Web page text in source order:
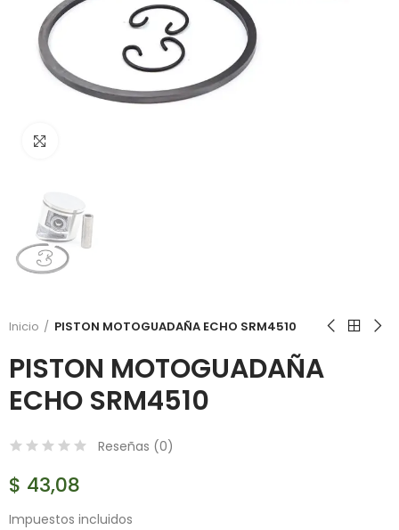
Inicio PISTON MOTOGUADAÑA ECHO SRM4510
PISTON MOTOGUADAÑA
ECHO SRM4510
Reseñas (0)
$ 43,08
Impuestos incluidos